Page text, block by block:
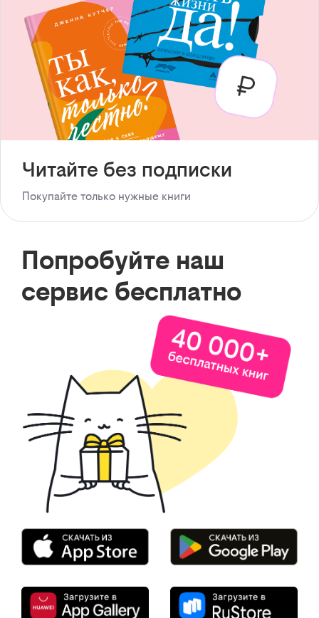
Читайте без подписки
Покупайте только нужные книги
Попробуйте наш
сервис бесплатно